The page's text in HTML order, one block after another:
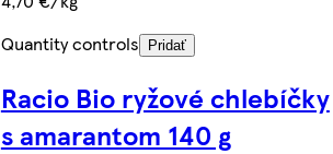
Quantity controls
Pridať
Racio Bio ryžové chlebíčky
s amarantom 140 g